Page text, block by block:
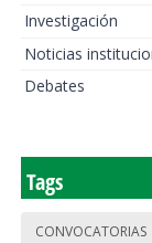
Investigación
Noticias
Debates
Tags
CONVOCATORIAS